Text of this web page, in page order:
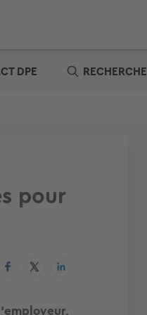
DPE RECHERCHE
pour